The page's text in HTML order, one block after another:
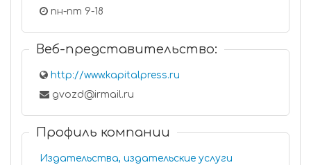
пн-пт 9-18
Веб-представительство:
http://www.kapitalpress.ru
gvozd@irmail.ru
Профиль компании
Издательства, издательские услуги